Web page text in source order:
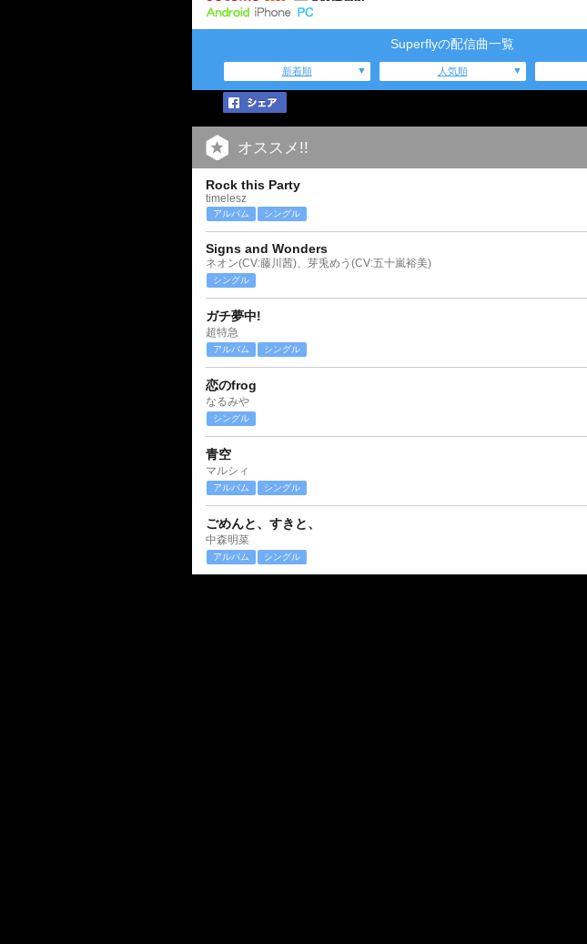
Superflyの配信曲一覧
新着順 人気順
オススメ!!
Rock this Party
timelesz
アルバム シングル
Signs and Wonders
ネオン(CV:藤川茜)、芽兎めう(CV:五十嵐裕美)
シングル
ガチ夢中!
超特急
アルバム シングル
恋のfrog
なるみや
シングル
青空
マルシィ
アルバム シングル
ごめんと、すきと、
中森明菜
アルバム シングル